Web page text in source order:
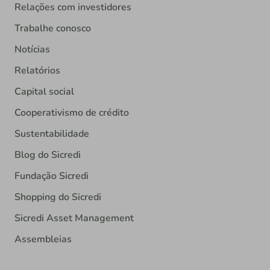
Relações com investidores
Trabalhe conosco
Notícias
Relatórios
Capital social
Cooperativismo de crédito
Sustentabilidade
Blog do Sicredi
Fundação Sicredi
Shopping do Sicredi
Sicredi Asset Management
Assembleias